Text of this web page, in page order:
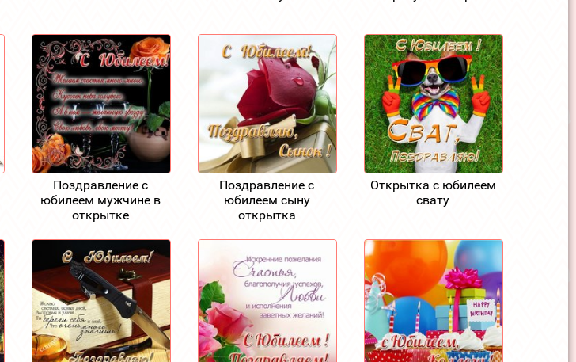
Поздравление с
юбилеем мужчине в
открытке
Поздравление с
юбилеем сыну
открытка
Открытка с юбилеем
свату